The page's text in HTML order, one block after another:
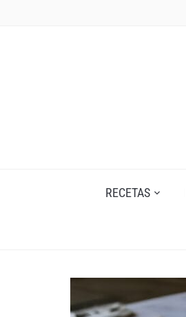
RECETAS